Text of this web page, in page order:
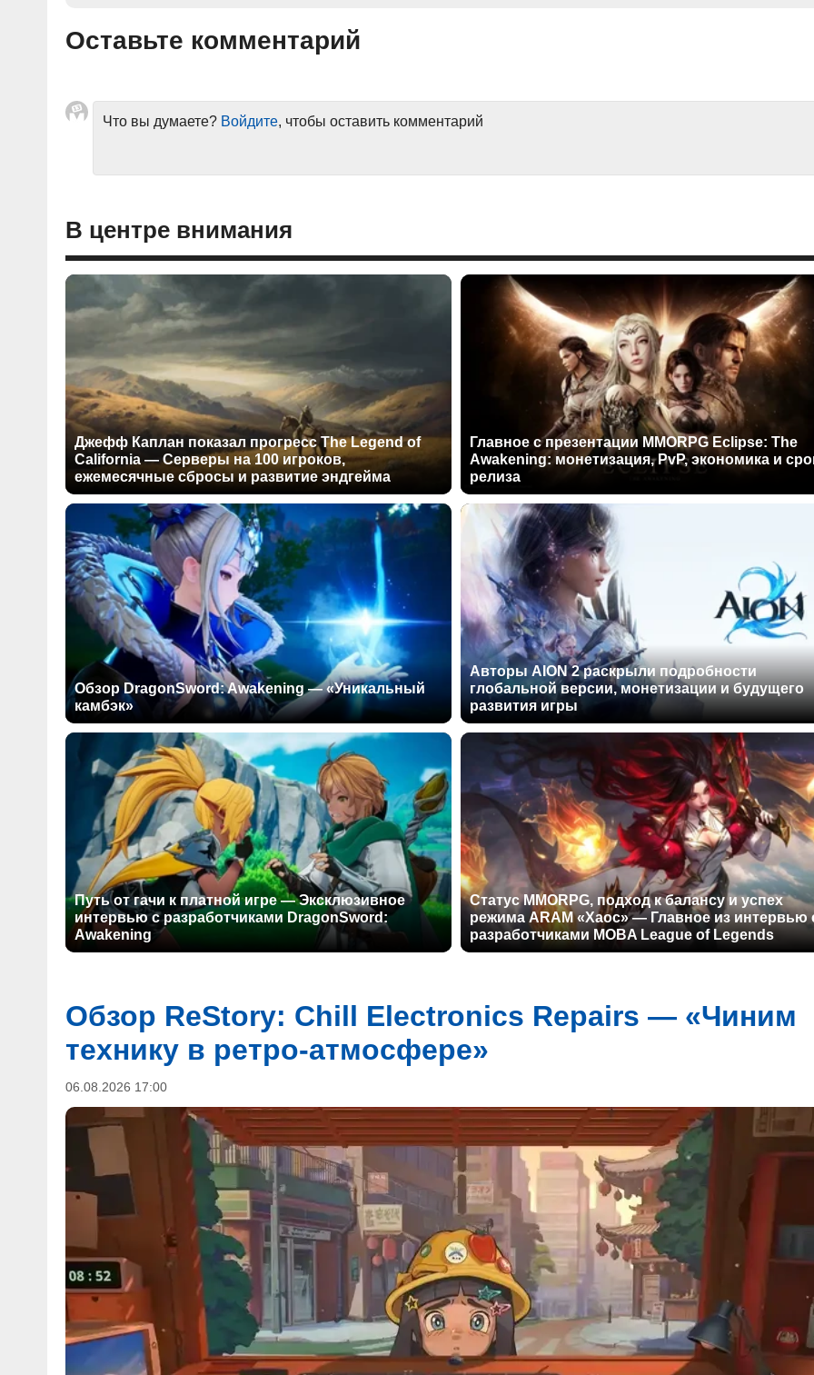
Оставьте комментарий
Что вы думаете? Войдите, чтобы оставить комментарий
В центре внимания
Джефф Каплан показал прогресс The Legend of
California — Серверы на 100 игроков,
ежемесячные сбросы и развитие эндгейма
Главное с презентации MMORPG Eclipse: The
Awakening: монетизация, PvP, экономика и
релиза
Обзор DragonSword: Awakening — «Уникальный
камбэк»
Авторы AION 2 раскрыли подробности
глобальной версии, монетизации и будущего
развития игры
Путь от гачи к платной игре — Эксклюзивное
интервью с разработчиками DragonSword:
Awakening
Статус MMORPG, подход к балансу и успех
режима ARAM «Хаос» — Главное из интервью
разработчиками MOBA League of Legends
Обзор ReStory: Chill Electronics Repairs — «Чиним
технику в ретро-атмосфере»
06.08.2026 17:00